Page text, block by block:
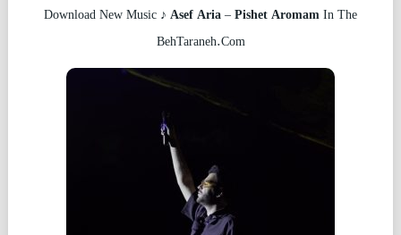
Download New Music ♪ Asef Aria–Pishet AromamIn The
BehTaraneh.Com